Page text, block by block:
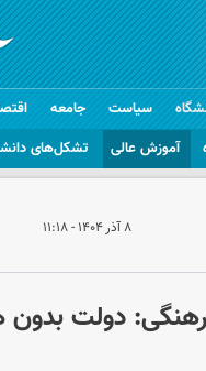
آموزش عالی تشکل‌های
سیاست جامعه
۸ آذر ۱۴۰۴ - ۱۱:۱۸
دولت